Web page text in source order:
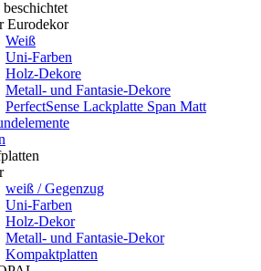
beschichtet
Eurodekor
Weiß
Uni-Farben
Holz-Dekore
Metall- und Fantasie-Dekore
PerfectSense Lackplatte Span Matt
weiß / Gegenzug
Uni-Farben
Holz-Dekor
Metall- und Fantasie-Dekor
Kompaktplatten